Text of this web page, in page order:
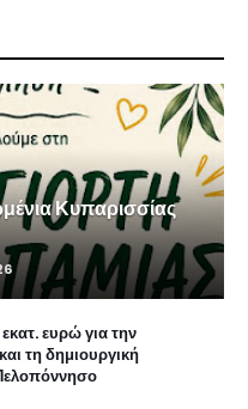
Κυπαρισσίας
ευρώ για την
τη δημιουργική